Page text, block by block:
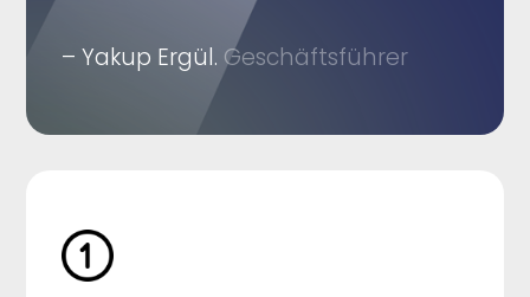
– Yakup Ergül. Geschäftsführer